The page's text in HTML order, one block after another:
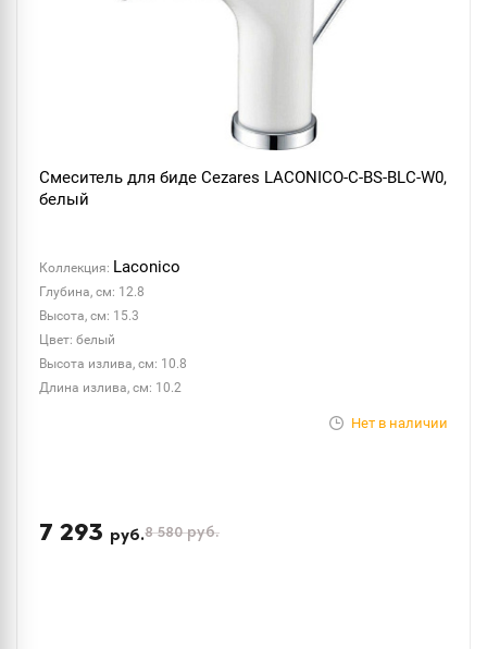
Смеситель для биде Cezares LACONICO-C-BS-BLC-W0,
белый
Коллекция: Laconico
Глубина, см: 12.8
Высота, см: 15.3
Цвет: белый
Высота излива, см: 10.8
Длина излива, см: 10.2
Нет в наличии
7 293 руб.8 580руб.